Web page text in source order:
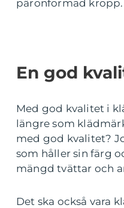
päronformad kropp.
En god
Med god kvalitet i
längre som
med god kvalitet?
som håller sin färg
mängd tvättar och
Det ska också vara